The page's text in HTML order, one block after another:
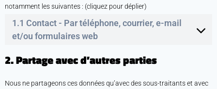
notamment les suivantes : (cliquez pour déplier)
1.1 Contact - Par téléphone, courrier, e-mail
et/ou formulaires web
2. Partage avec d’autres parties
Nous ne partageons ces données qu’avec des sous-traitants et avec